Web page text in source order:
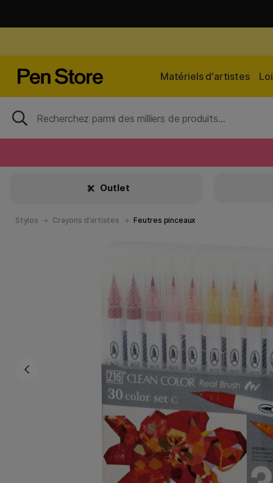
Matériels d'artistes
Outlet
Stylos Crayons d'artistes Feutres pinceaux